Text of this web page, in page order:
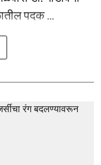
पदक ...